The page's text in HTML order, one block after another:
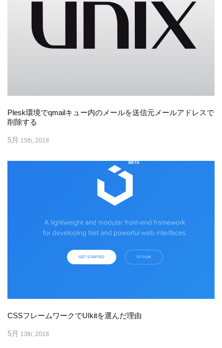
Plesk環境でqmailキュー内のメールを送信元メールアドレスで
削除する
5月 15th, 2018
CSSフレームワークでUIkitを選んだ理由
5月 13th, 2018